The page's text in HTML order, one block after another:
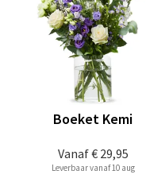
Vanaf€ 29,95
Boeket Kemi
Leverbaar vanaf 10 aug